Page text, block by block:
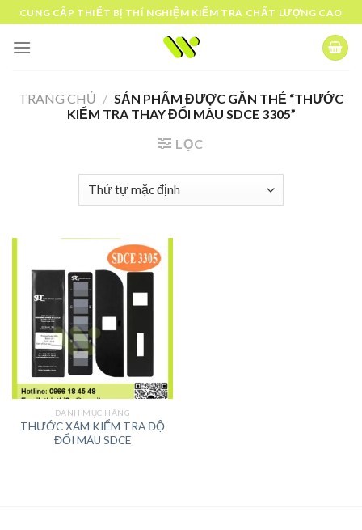
Skip
to
content
CUNG CẤP THIẾT BỊ THÍ NGHIỆM KIỂM TRA CHẤT LƯỢNG CAO
TRANG CHỦ / SẢN PHẨM ĐƯỢC GẮN THẺ “THƯỚC
KIỂM TRA THAY ĐỔI MÀU SDCE 3305”
LỌC
DANH MỤC HÃNG
THƯỚC XÁM KIỂM TRA ĐỘ
ĐỔI MÀU SDCE